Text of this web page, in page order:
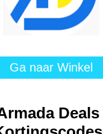
Ga naar Winkel
Deals